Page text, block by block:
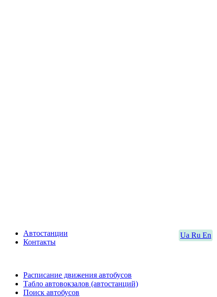
Ua Ru En
Автостанции
Контакты
Расписание движения автобусов
Табло автовокзалов (автостанций)
Поиск автобусов